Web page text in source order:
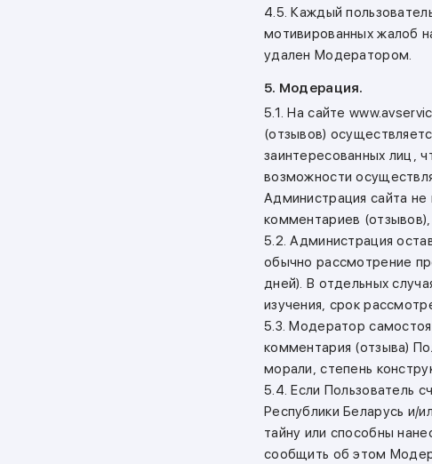
4.5. Каждый
мотивированных жалоб
удален Модератором.
5. Модерация.
5.1. На сайте
(отзывов)
заинтересованных лиц,
возможности
Администрация сайта не
комментариев
5.2. Администрация
обычно рассмотрение
дней). В отдельных
изучения, срок
5.3. Модератор
комментария (отзыва)
морали, степень
5.4. Если Пользователь
Республики Беларусь
тайну или способны
сообщить об этом